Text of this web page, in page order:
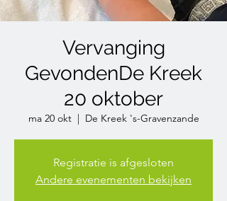
Vervanging
GevondenDe Kreek
20 oktober
ma 20 okt
  |
De Kreek 's-Gravenzande
Registratie is afgesloten
Andere evenementen bekijken